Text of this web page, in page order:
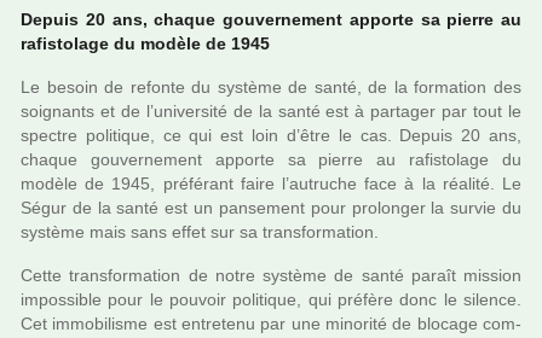
Depuis 20 ans, chaque gou­ver­ne­ment apporte sa pierre au
rafis­to­lage du modèle de 1945
Le besoin de refonte du sys­tème de santé, de la for­ma­tion des
soi­gnants et de l’uni­ver­sité de la santé est à par­ta­ger par tout le
spec­tre poli­ti­que, ce qui est loin d’être le cas. Depuis 20 ans,
chaque gou­ver­ne­ment apporte sa pierre au rafis­to­lage du
modèle de 1945, pré­fé­rant faire l’autru­che face à la réa­lité. Le
Ségur de la santé est un pan­se­ment pour pro­lon­ger la survie du
sys­tème mais sans effet sur sa trans­for­ma­tion.
Cette trans­for­ma­tion de notre sys­tème de santé paraît mis­sion
impos­si­ble pour le pou­voir poli­ti­que, qui pré­fère donc le silence.
Cet immo­bi­lisme est entre­tenu par une mino­rité de blo­cage com­